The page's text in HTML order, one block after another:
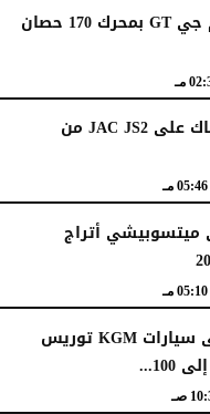
رسميا في مصر.. إم جي GT بمحرك 170 حصان
مـ
50 ألف جنيه كاش باك على JAC JS2 من
05:46 مـ
أتراج
05:10 مـ
تخفيضات كبيرة على سيارات KGM توريس
صـ